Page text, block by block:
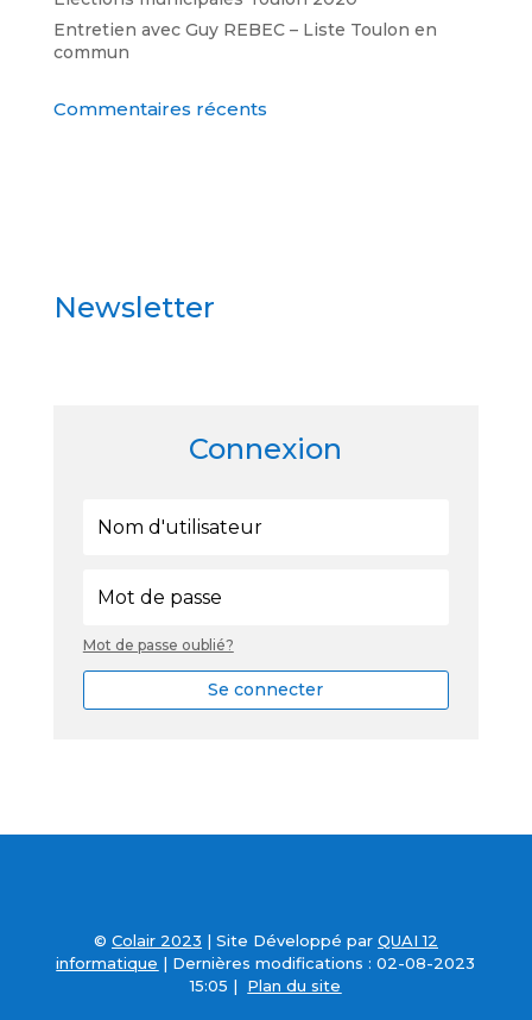
Entretien avec Guy REBEC – Liste Toulon en
commun
Commentaires récents
Newsletter
Connexion
Mot de passe oublié?
Se connecter
© Colair2023 | Site Développé par QUAI 12
informatique | Dernières modifications : 02-08-2023
15:05 | Plan du site